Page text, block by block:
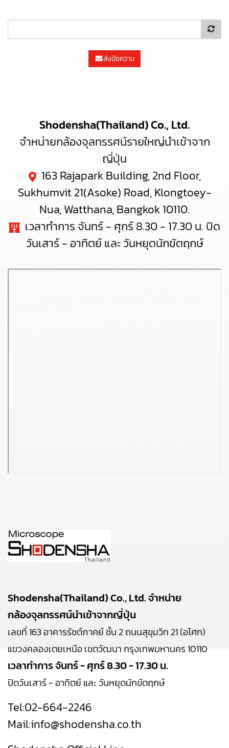
ส่งข้อความ
Shodensha(Thailand) Co., Ltd.
จำหน่ายกล้องจุลทรรศน์รายใหญ่นำเข้าจาก
ญี่ปุ่น
163 Rajapark Building, 2nd Floor,
Sukhumvit 21(Asoke) Road, Klongtoey-
Nua, Watthana, Bangkok 10110.
เวลาทำการ จันทร์ - ศุกร์ 8.30 - 17.30 น. ปิด
วันเสาร์ - อาทิตย์ และ วันหยุดนักขัตฤกษ์
Shodensha(Thailand) Co., Ltd. จำหน่าย
กล้องจุลทรรศน์นำเข้าจากญี่ปุ่น
เลขที่ 163 อาคารรัชต์ภาคย์ ชั้น 2 ถนนสุขุมวิท 21 (อโศก)
แขวงคลองเตยเหนือ เขตวัฒนา กรุงเทพมหานคร 10110
เวลาทำการ จันทร์ - ศุกร์ 8.30 - 17.30 น.
ปิดวันเสาร์ - อาทิตย์ และ วันหยุดนักขัตฤกษ์
Tel:02-664-2246
Mail:info@shodensha.co.th